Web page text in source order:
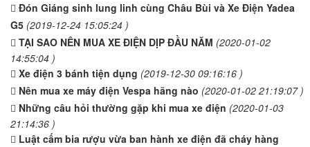
Đón Giáng sinh lung linh cùng Châu Bùi và Xe Điện Yadea
G5 (2019-12-24 15:05:24 )
TẠI SAO NÊN MUA XE ĐIỆN DỊP ĐẦU NĂM (2020-01-02
14:55:04 )
Xe điện 3 bánh tiện dụng (2019-12-30 09:16:16 )
Nên mua xe máy điện Vespa hãng nào (2020-01-02 21:19:07 )
Những câu hỏi thường gặp khi mua xe điện (2020-01-03
21:14:36 )
Luật cấm bia rượu vừa ban hành xe điện đã cháy hàng